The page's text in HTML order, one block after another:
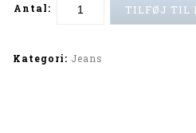
Antal: TILFØJ TIL
Kategori: Jeans